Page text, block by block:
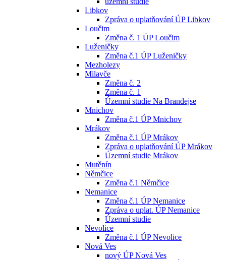
Libkov
Zpráva o uplatňování ÚP Libkov
Loučim
Změna č. 1 ÚP Loučim
Luženičky
Změna č.1 ÚP Luženičky
Mezholezy
Milavče
Změna č. 2
Změna č. 1
Územní studie Na Brandejse
Mnichov
Změna č.1 ÚP Mnichov
Mrákov
Změna č.1 ÚP Mrákov
Zpráva o uplatňování ÚP Mrákov
Územní studie Mrákov
Mutěnín
Němčice
Změna č.1 Němčice
Nemanice
Změna č.1 ÚP Nemanice
Zpráva o uplat. ÚP Nemanice
Územní studie
Nevolice
Změna č.1 ÚP Nevolice
Nová Ves
nový ÚP Nová Ves